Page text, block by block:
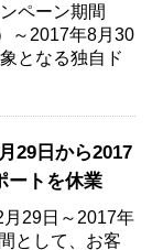
ペーン期間
～2017年8月30
となる独自ド
29日から2017
ートを休業
29日～2017年
として、お客